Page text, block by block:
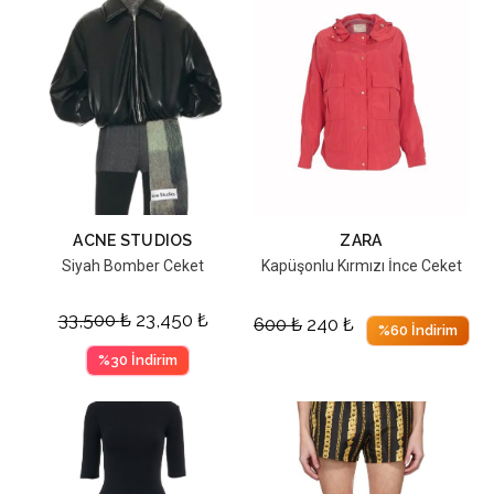
ACNE STUDIOS
Siyah Bomber Ceket
33,500₺ 23,450 ₺
%30 İndirim
ZARA
Kapüşonlu Kırmızı İnce Ceket
600₺ 240 ₺ %60 İndirim